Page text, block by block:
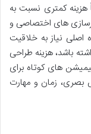
کمتری نسبت به
های اختصاصی و
نیاز به خلاقیت
باشد، هزینه طراحی
های کوتاه برای
بصری، زمان و مهارت